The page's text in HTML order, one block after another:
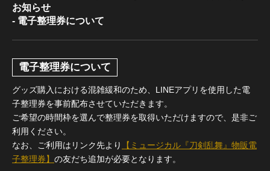
お知らせ
- 電子整理券について
電子整理券について
グッズ購入における混雑緩和のため、LINEアプリを使用した電
子整理券を事前配布させていただきます。
ご希望の時間枠を選んで整理券を取得いただけますので、是非ご
利用ください。
なお、ご利用はリンク先より
【ミュージカル『刀剣乱舞』物販電
子整理券】 の友だち追加が必要となります。